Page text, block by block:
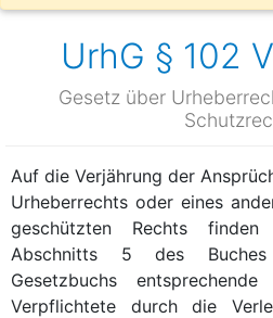
UrhG § 102
Gesetz über
Auf die Verjährung der
Urheberrechts oder eines
geschützten Rechts
Abschnitts 5 des
Gesetzbuchs
Verpflichtete durch die